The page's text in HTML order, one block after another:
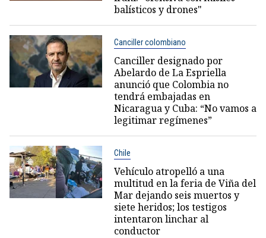
balísticos y drones"
Canciller colombiano
Canciller designado por
Abelardo de La Espriella
anunció que Colombia no
tendrá embajadas en
Nicaragua y Cuba: “No vamos a
legitimar regímenes”
Chile
Vehículo atropelló a una
multitud en la feria de Viña del
Mar dejando seis muertos y
siete heridos; los testigos
intentaron linchar al
conductor